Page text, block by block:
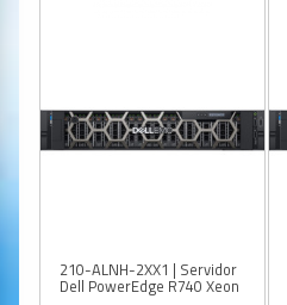
210-ALNH-2XX1 | Servidor
Dell PowerEdge R740 Xeon